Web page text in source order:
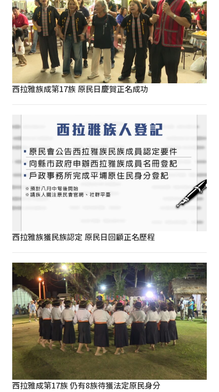
西拉雅族成第17族 原民日慶賀正名成功
西拉雅族獲民族認定 原民日回顧正名歷程
西拉雅成第17族 仍有8族待獲法定原民身分